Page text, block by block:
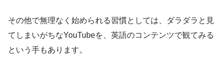
その他で無理なく始められる習慣としては、ダラダラと見
てしまいがちなYouTubeを、英語のコンテンツで観てみる
という手もあります。